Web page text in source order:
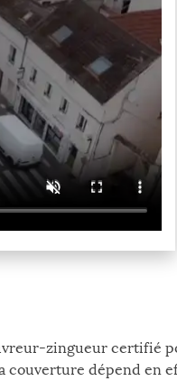
zingueur certifié
couverture dépend en